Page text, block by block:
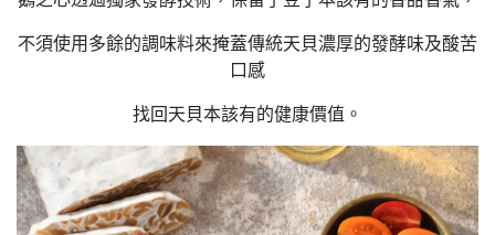
不須使用多餘的調味料來掩蓋傳統天貝濃厚的發酵味及酸苦
口感
找回天貝本該有的健康價值。